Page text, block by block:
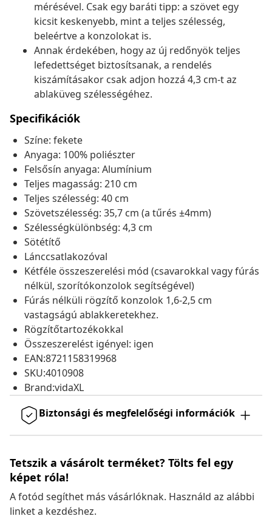
mérésével. Csak egy baráti tipp: a szövet egy
kicsit keskenyebb, mint a teljes szélesség,
beleértve a konzolokat is.
Annak érdekében, hogy az új redőnyök teljes
lefedettséget biztosítsanak, a rendelés
kiszámításakor csak adjon hozzá 4,3 cm-t az
ablaküveg szélességéhez.
Specifikációk
Színe: fekete
Anyaga: 100% poliészter
Felsősín anyaga: Alumínium
Teljes magasság: 210 cm
Teljes szélesség: 40 cm
Szövetszélesség: 35,7 cm (a tűrés ±4mm)
Szélességkülönbség: 4,3 cm
Sötétítő
Lánccsatlakozóval
Kétféle összeszerelési mód (csavarokkal vagy fúrás
nélkül, szorítókonzolok segítségével)
Fúrás nélküli rögzítő konzolok 1,6-2,5 cm
vastagságú ablakkeretekhez.
Rögzítőtartozékokkal
Összeszerelést igényel: igen
EAN:8721158319968
SKU:4010908
Brand:vidaXL
Biztonsági és megfelelőségi információk
Tetszik a vásárolt terméket? Tölts fel egy
képet róla!
A fotód segíthet más vásárlóknak. Használd az alábbi
linket a kezdéshez.